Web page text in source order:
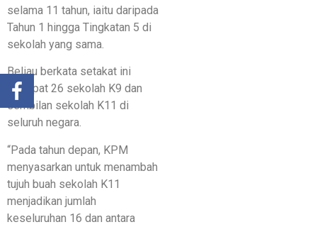
selama 11 tahun, iaitu daripada
Tahun 1 hingga Tingkatan 5 di
sekolah yang sama.
Beliau berkata setakat ini
terdapat 26 sekolah K9 dan
sembilan sekolah K11 di
seluruh negara.
“Pada tahun depan, KPM
menyasarkan untuk menambah
tujuh buah sekolah K11
menjadikan jumlah
keseluruhan 16 dan antara